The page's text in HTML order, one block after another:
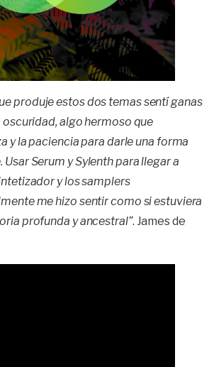
produje estos dos temas sentí ganas
oscuridad, algo hermoso que
y la paciencia para darle una forma
Serum y Sylenth para llegar a
y los samplers
me hizo sentir como si estuviera
profunda y ancestral”. James de